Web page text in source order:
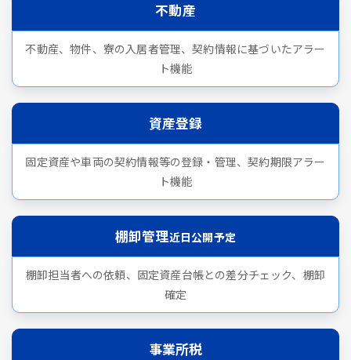
不動産
不動産、物件、寮の入居者管理、契約情報に基づいたアラー
ト機能
資産登録
固定資産や車両の契約情報等の登録・管理、契約期限アラー
ト機能
棚卸管理近日公開予定
棚卸担当者への依頼、固定資産台帳との差分チェック、棚卸
確定
事業所税